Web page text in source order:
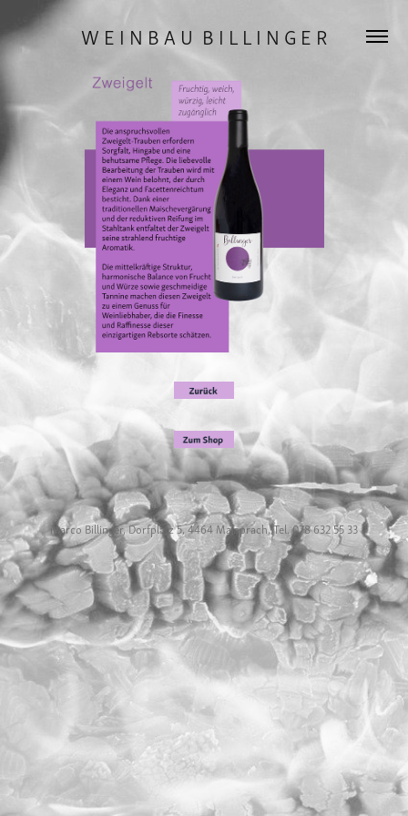
W E I N B A U  B I L L I N G E R
Marco Billinger, Dorfplatz 5, 4464 Maisprach, Tel. 078 632 55 33